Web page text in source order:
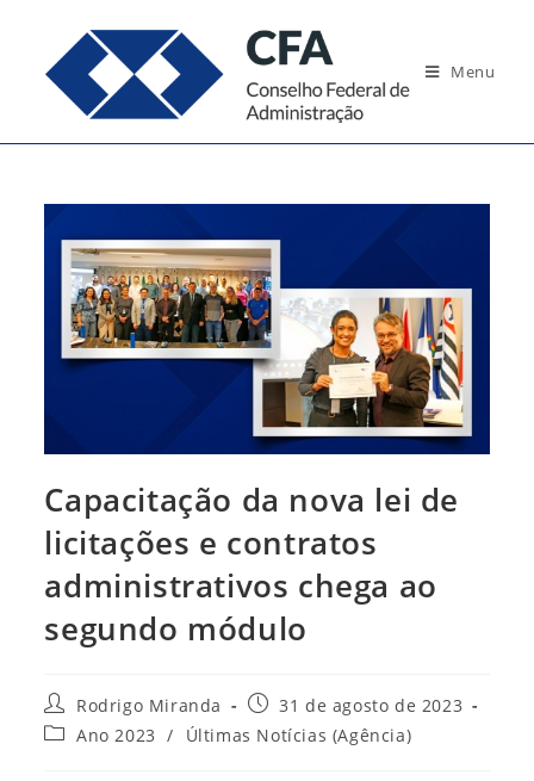
conteúdo
Menu
Capacitação da nova lei de
licitações e contratos
administrativos chega ao
segundo módulo
Autor
do
post:
Rodrigo Miranda
Post
publicado:
31 de agosto de 2023
Categoria
Ano 2023 / Últimas Notícias (Agência)